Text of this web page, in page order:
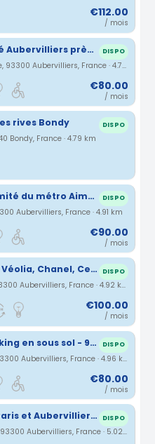
€112.00
/ mois
Parking sécurisé Aubervilliers près de porte de la vilette DISPO
Boulevard Félix Faure, 93300 Aubervilliers, France · 4.75 km
€80.00
/ mois
rives Bondy DISPO
Bondy, France · 4.79 km
Parking a proximité du métro Aimé Césaire et de la porte d'Aubervilliers DISPO
Aubervilliers, France · 4.91 km
€90.00
/ mois
Parking près de Véolia, Chanel, Centre commercial Le Millénaire (porte d'Aubervilliers) DISPO
Rue Alain Raillard, 93300 Aubervilliers, France · 4.92 km
€100.00
/ mois
Loue Grand Parking en sous sol - 93300 Aubervilliers, 2 rue Louis Girard DISPO
2 Rue Louis Girard, 93300 Aubervilliers, France · 4.96 km
€80.00
/ mois
Parking lisière Paris et Aubervilliers proximité Veolia, Chanel, ministères, Pont de Stains, Docks, Millénaire, métro Aimée Césaire DISPO
3 Rue Alain Raillard, 93300 Aubervilliers, France · 5.02 km